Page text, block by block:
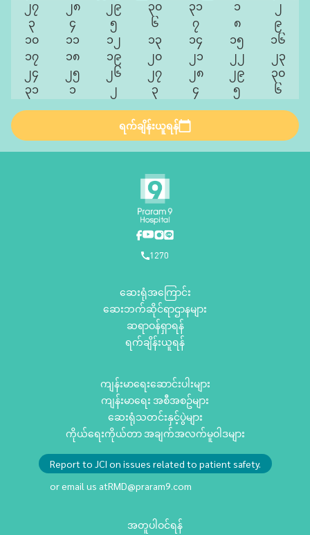
၂၇
၂၈ ၂၉ ၃၀ ၃၁ ၁
၂
၃
၄ ၅ ၆ ၇ ၈
၉
၁၀
၁၁ ၁၂ ၁၃ ၁၄ ၁၅
၁၆
၁၇
၁၈ ၁၉ ၂၀ ၂၁ ၂၂
၂၃
၂၄
၂၅ ၂၆ ၂၇ ၂၈ ၂၉
၃၀
၃၁
၁ ၂ ၃ ၄ ၅ ၆
ရက်ချိန်းယူရန်
1270
ဆေးရုံအကြောင်း
ဆေးဘက်ဆိုင်ရာဌာနများ
ဆရာဝန်ရှာရန်
ရက်ချိန်းယူရန်
ကျန်းမာရေးဆောင်းပါးများ
ကျန်းမာရေး အစီအစဥ်များ
ဆေးရုံသတင်းနှင့်ပွဲများ
ကိုယ်ရေးကိုယ်တာ အချက်အလက်မူဝါဒများ
Report to JCI on issues related to patient safety.
or email us atRMD@praram9.com
အတူပါဝင်ရန်